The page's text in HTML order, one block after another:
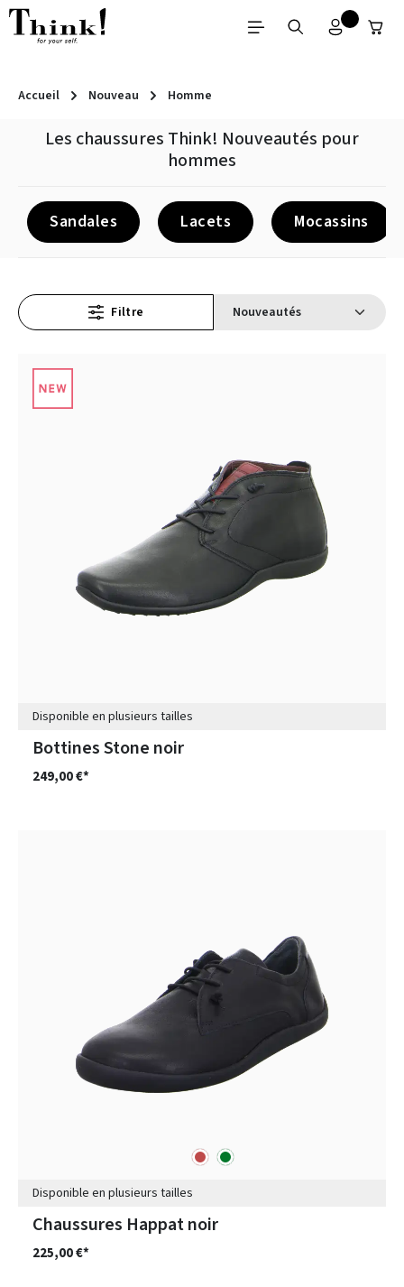
Passer au contenu principal
Accueil Nouveau Homme
Les chaussures Think! Nouveautés pour
hommes
Sandales Lacets Mocassins
Filtre
Disponible en plusieurs tailles
Bottines Stone noir
249,00 €*
rougevert
Disponible en plusieurs tailles
Chaussures Happat noir
225,00 €*